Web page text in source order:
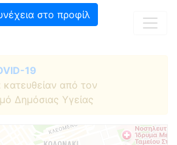
στο προφίλ
19
από τον
Δημόσιας Υγείας